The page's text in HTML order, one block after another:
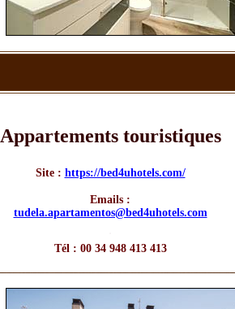
Appartements touristiques
Site : https://bed4uhotels.com/
Emails :
tudela.apartamentos@bed4uhotels.com
Tél : 00 34 948 413 413